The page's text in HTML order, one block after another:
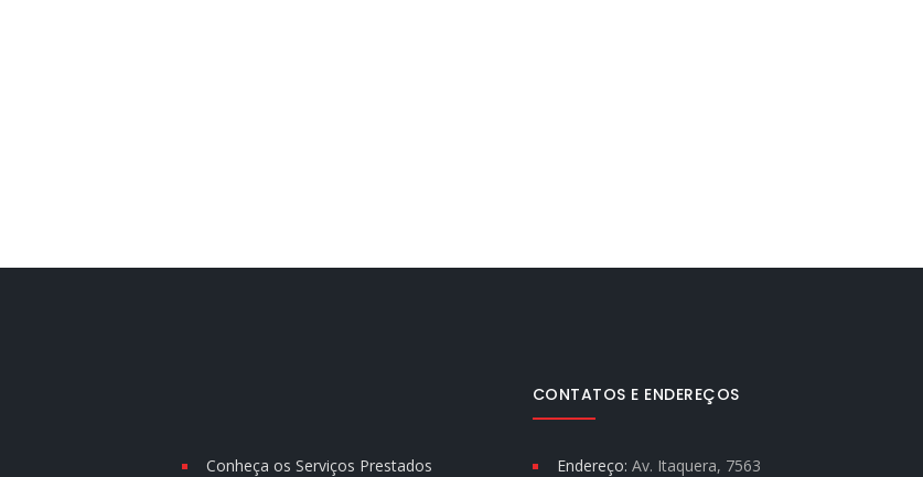
Conheça os Serviços Prestados
CONTATOS E ENDEREÇOS
Endereço: Av. Itaquera, 7563